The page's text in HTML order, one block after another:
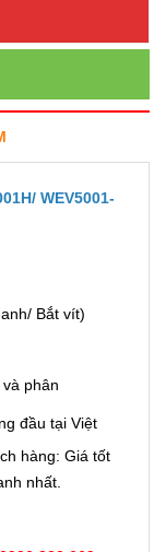
WEV5001-
Bắt vít)
phân
đầu tại Việt
hàng: Giá tốt
nhất.